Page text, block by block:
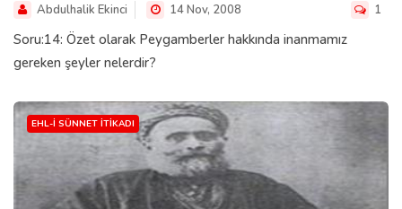
Abdulhalik Ekinci 14 Nov, 2008 1
Soru:14: Özet olarak Peygamberler hakkında inanmamız
gereken şeyler nelerdir?
EHL-I SÜNNET İTIKADI